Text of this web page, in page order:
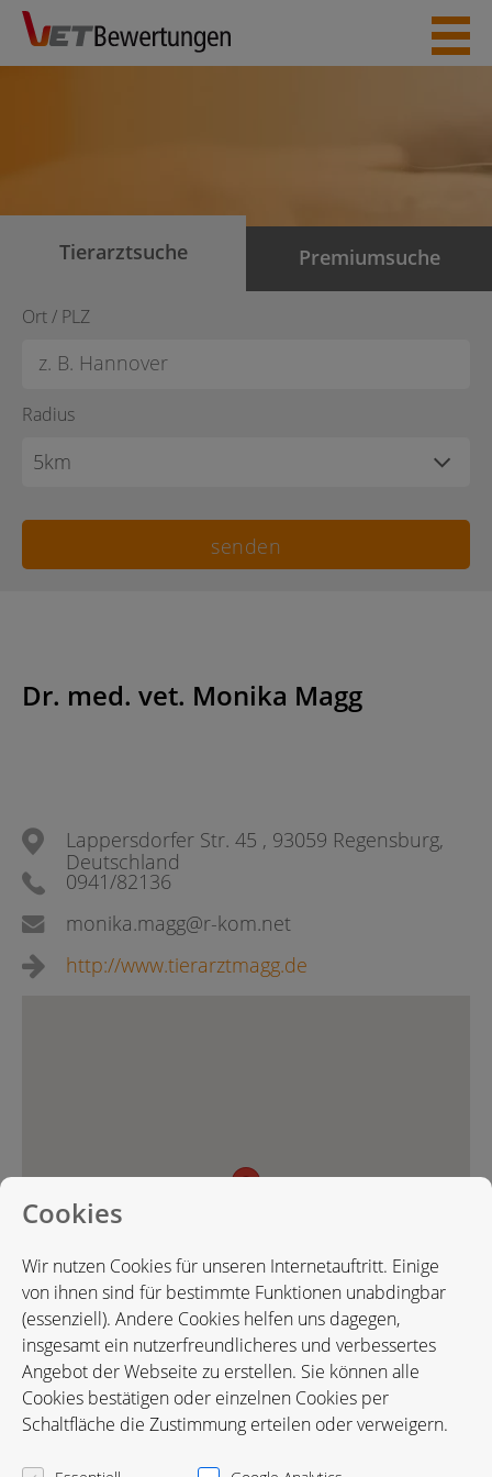
Skip
content
Tierarztsuche Premiumsuche
Ort / PLZ
Radius
Dr. med. vet. Monika Magg
Lappersdorfer Str. 45 , 93059 Regensburg,
Deutschland
0941/82136
monika.magg@r-kom.net
http://www.tierarztmagg.de
Karte in Google Maps öffnen
Cookies
Wir nutzen Cookies für unseren Internetauftritt. Einige
von ihnen sind für bestimmte Funktionen unabdingbar
(essenziell). Andere Cookies helfen uns dagegen,
insgesamt ein nutzerfreundlicheres und verbessertes
Angebot der Webseite zu erstellen. Sie können alle
Cookies bestätigen oder einzelnen Cookies per
Schaltfläche die Zustimmung erteilen oder verweigern.